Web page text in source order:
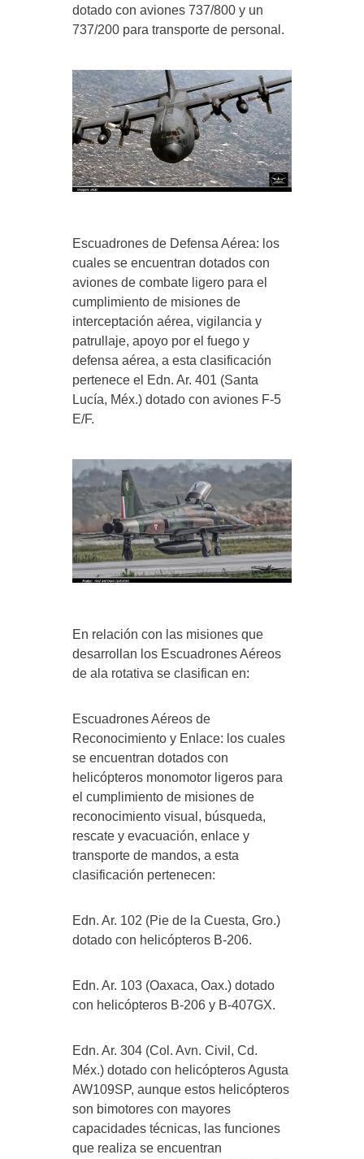
dotado con aviones 737/800 y un
737/200 para transporte de personal.
Escuadrones de Defensa Aérea: los
cuales se encuentran dotados con
aviones de combate ligero para el
cumplimiento de misiones de
interceptación aérea, vigilancia y
patrullaje, apoyo por el fuego y
defensa aérea, a esta clasificación
pertenece el Edn. Ar. 401 (Santa
Lucía, Méx.) dotado con aviones F-5
E/F.
En relación con las misiones que
desarrollan los Escuadrones Aéreos
de ala rotativa se clasifican en:
Escuadrones Aéreos de
Reconocimiento y Enlace: los cuales
se encuentran dotados con
helicópteros monomotor ligeros para
el cumplimiento de misiones de
reconocimiento visual, búsqueda,
rescate y evacuación, enlace y
transporte de mandos, a esta
clasificación pertenecen:
Edn. Ar. 102 (Pie de la Cuesta, Gro.)
dotado con helicópteros B-206.
Edn. Ar. 103 (Oaxaca, Oax.) dotado
con helicópteros B-206 y B-407GX.
Edn. Ar. 304 (Col. Avn. Civil, Cd.
Méx.) dotado con helicópteros Agusta
AW109SP, aunque estos helicópteros
son bimotores con mayores
capacidades técnicas, las funciones
que realiza se encuentran